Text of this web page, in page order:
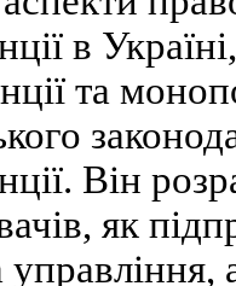
в
та
Він
як
управління,